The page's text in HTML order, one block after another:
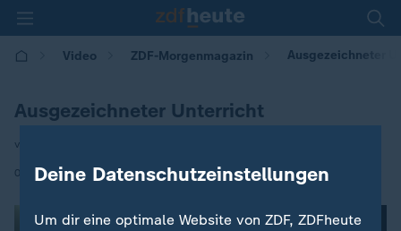
Video ZDF-Morgenmagazin Ausgezeichneter
Ausgezeichneter Unterricht
von Cengiz Ünal
02.10.2024 | 05:30
Deine Datenschutzeinstellungen
Um dir eine optimale Website von ZDF, ZDFheute